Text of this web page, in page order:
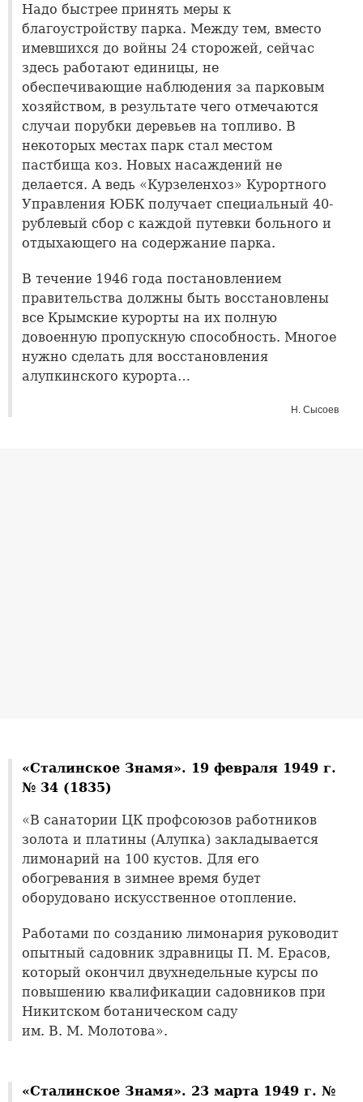
Надо быстрее принять меры к
благоустройству парка. Между тем, вместо
имевшихся до войны 24 сторожей, сейчас
здесь работают единицы, не
обеспечивающие наблюдения за парковым
хозяйством, в результате чего отмечаются
случаи порубки деревьев на топливо. В
некоторых местах парк стал местом
пастбища коз. Новых насаждений не
делается. А ведь «Курзеленхоз» Курортного
Управления ЮБК получает специальный 40-
рублевый сбор с каждой путевки больного и
отдыхающего на содержание парка.
В течение 1946 года постановлением
правительства должны быть восстановлены
все Крымские курорты на их полную
довоенную пропускную способность. Многое
нужно сделать для восстановления
алупкинского курорта…
Н. Сысоев
«Сталинское Знамя». 19 февраля 1949 г.
№ 34 (1835)
«В санатории ЦК профсоюзов работников
золота и платины (Алупка) закладывается
лимонарий на 100 кустов. Для его
обогревания в зимнее время будет
оборудовано искусственное отопление.
Работами по созданию лимонария руководит
опытный садовник здравницы П. М. Ерасов,
который окончил двухнедельные курсы по
повышению квалификации садовников при
Никитском ботаническом саду
им. В. М. Молотова».
«Сталинское Знамя». 23 марта 1949 г. №